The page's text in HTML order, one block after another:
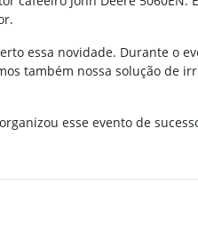
essa novidade. Durante o
também nossa solução de
esse evento de